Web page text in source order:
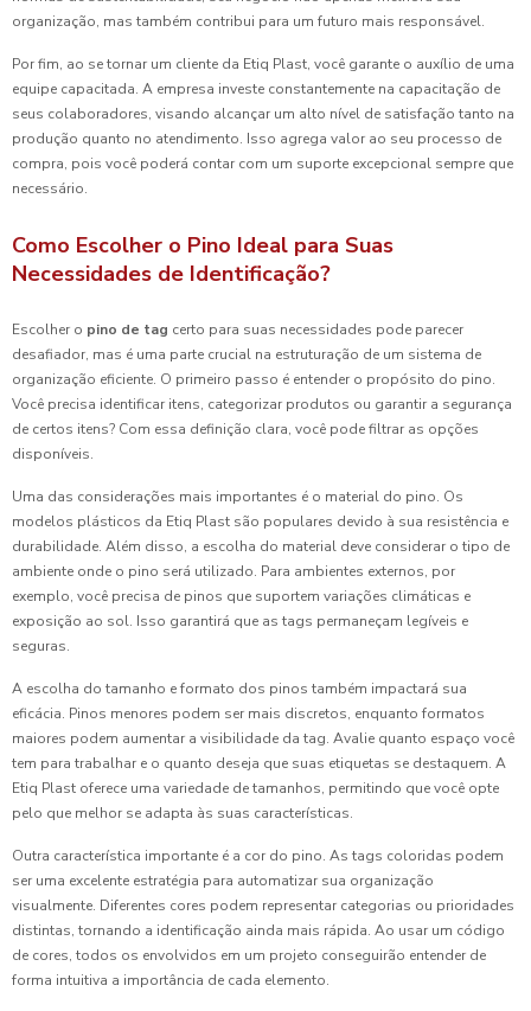
organização, mas também contribui para um futuro mais responsável.
Por fim, ao se tornar um cliente da Etiq Plast, você garante o auxílio de uma
equipe capacitada. A empresa investe constantemente na capacitação de
seus colaboradores, visando alcançar um alto nível de satisfação tanto na
produção quanto no atendimento. Isso agrega valor ao seu processo de
compra, pois você poderá contar com um suporte excepcional sempre que
necessário.
Como Escolher o Pino Ideal para Suas
Necessidades de Identificação?
Escolher o pino de tag certo para suas necessidades pode parecer
desafiador, mas é uma parte crucial na estruturação de um sistema de
organização eficiente. O primeiro passo é entender o propósito do pino.
Você precisa identificar itens, categorizar produtos ou garantir a segurança
de certos itens? Com essa definição clara, você pode filtrar as opções
disponíveis.
Uma das considerações mais importantes é o material do pino. Os
modelos plásticos da Etiq Plast são populares devido à sua resistência e
durabilidade. Além disso, a escolha do material deve considerar o tipo de
ambiente onde o pino será utilizado. Para ambientes externos, por
exemplo, você precisa de pinos que suportem variações climáticas e
exposição ao sol. Isso garantirá que as tags permaneçam legíveis e
seguras.
A escolha do tamanho e formato dos pinos também impactará sua
eficácia. Pinos menores podem ser mais discretos, enquanto formatos
maiores podem aumentar a visibilidade da tag. Avalie quanto espaço você
tem para trabalhar e o quanto deseja que suas etiquetas se destaquem. A
Etiq Plast oferece uma variedade de tamanhos, permitindo que você opte
pelo que melhor se adapta às suas características.
Outra característica importante é a cor do pino. As tags coloridas podem
ser uma excelente estratégia para automatizar sua organização
visualmente. Diferentes cores podem representar categorias ou prioridades
distintas, tornando a identificação ainda mais rápida. Ao usar um código
de cores, todos os envolvidos em um projeto conseguirão entender de
forma intuitiva a importância de cada elemento.